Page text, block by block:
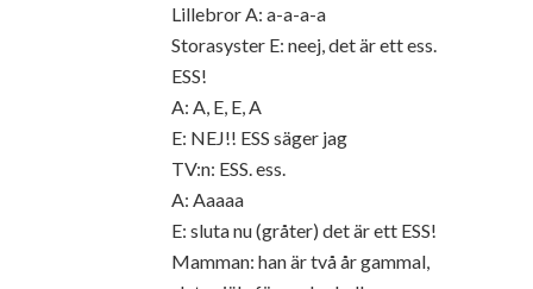
Lillebror A: a-a-a-a
Storasyster E: neej, det är ett ess.
ESS!
A: A, E, E, A
E: NEJ!! ESS säger jag
TV:n: ESS. ess.
A: Aaaaa
E: sluta nu (gråter) det är ett ESS!
Mamman: han är två år gammal,